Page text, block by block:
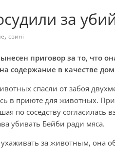
за
, свині
приговор за то, что
содержание в качестве
спасли от забоя
в приюте для животных.
по соседству согласилась
убивать Бейби ради мяса.
за животным, она